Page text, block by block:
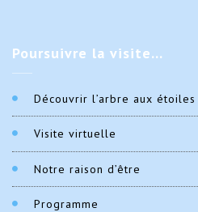
Poursuivre la visite…
Découvrir l’arbre aux étoiles
Visite virtuelle
Notre raison d’être
Programme